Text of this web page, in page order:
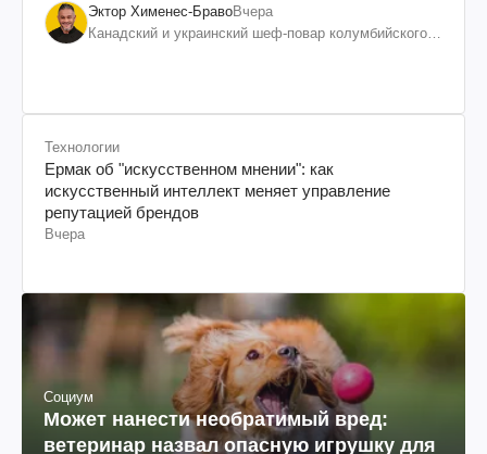
Эктор Хименес-БравоВчера
Канадский и украинский шеф-повар колумбийского
Технологии
Ермак об "искусственном мнении": как
искусственный интеллект меняет управление
репутацией брендов
Вчера
Социум
Может нанести необратимый вред:
ветеринар назвал опасную игрушку для